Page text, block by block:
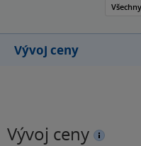
Vývoj ceny
Vývoj ceny